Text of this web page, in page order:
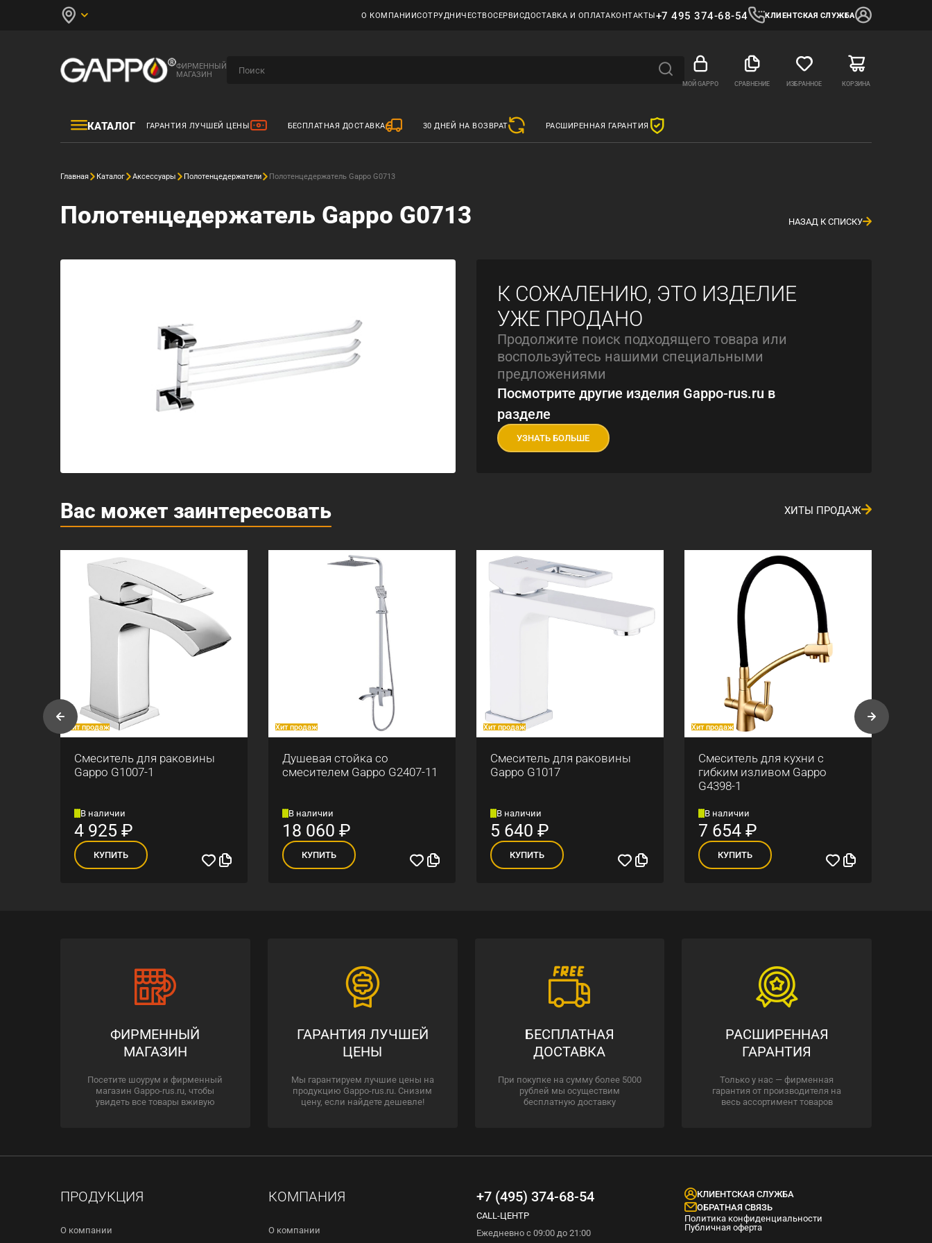
О КОМПАНИИСОТРУДНИЧЕСТВОСЕРВИСДОСТАВКА И ОПЛАТАКОНТАКТЫ+7 495 374-68-54 КЛИЕНТСКАЯ СЛУЖБА
ФИРМЕННЫЙ
МАГАЗИН
МОЙ GAPPO СРАВНЕНИЕ ИЗБРАННОЕ КОРЗИНА
КАТАЛОГ ГАРАНТИЯ ЛУЧШЕЙ ЦЕНЫ БЕСПЛАТНАЯ ДОСТАВКА 30 ДНЕЙ НА ВОЗВРАТ РАСШИРЕННАЯ ГАРАНТИЯ
Главная Каталог Аксессуары Полотенцедержатели Полотенцедержатель Gappo G0713
Полотенцедержатель Gappo G0713 НАЗАД К СПИСКУ
К СОЖАЛЕНИЮ, ЭТО ИЗДЕЛИЕ
УЖЕ ПРОДАНО
Продолжите поиск подходящего товара или
воспользуйтесь нашими специальными
предложениями
Посмотрите другие изделия Gappo-rus.ru в
разделе
УЗНАТЬ БОЛЬШЕ
Вас может заинтересовать ХИТЫ ПРОДАЖ
Хит продаж
Смеситель для раковины
Gappo G1007-1
В наличии
4 925 ₽
КУПИТЬ
Хит продаж
Душевая стойка со
смесителем Gappo G2407-11
В наличии
18 060 ₽
КУПИТЬ
Хит продаж
Смеситель для раковины
Gappo G1017
В наличии
5 640 ₽
КУПИТЬ
Хит продаж
Смеситель для кухни с
гибким изливом Gappo
G4398-1
В наличии
7 654₽
КУПИТЬ
ФИРМЕННЫЙ
МАГАЗИН
Посетите шоурум и фирменный
магазин Gappo-rus.ru, чтобы
увидеть все товары вживую
ГАРАНТИЯ ЛУЧШЕЙ
ЦЕНЫ
Мы гарантируем лучшие цены на
продукцию Gappo-rus.ru. Снизим
цену, если найдете дешевле!
БЕСПЛАТНАЯ
ДОСТАВКА
При покупке на сумму более 5000
рублей мы осуществим
бесплатную доставку
РАСШИРЕННАЯ
ГАРАНТИЯ
Только у нас — фирменная
гарантия от производителя на
весь ассортимент товаров
ПРОДУКЦИЯ
О компании
КОМПАНИЯ
О компании
+7 (495) 374-68-54
CALL-ЦЕНТР
Ежедневно с 09:00 до 21:00
КЛИЕНТСКАЯ СЛУЖБА
ОБРАТНАЯ СВЯЗЬ
Политика конфиденциальности
Публичная оферта